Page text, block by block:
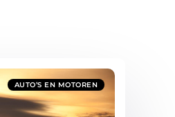
AUTO’S EN MOTOREN